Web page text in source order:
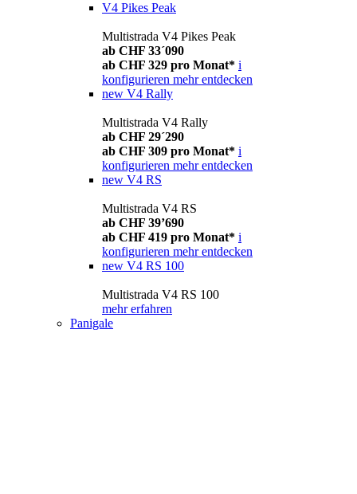
V4 Pikes Peak
Multistrada V4 Pikes Peak
ab CHF 33´090
ab CHF 329 pro Monat* i
konfigurieren mehr entdecken
new V4 Rally
Multistrada V4 Rally
ab CHF 29´290
ab CHF 309 pro Monat* i
konfigurieren mehr entdecken
new V4 RS
Multistrada V4 RS
ab CHF 39’690
ab CHF 419 pro Monat* i
konfigurieren mehr entdecken
new V4 RS 100
Multistrada V4 RS 100
mehr erfahren
Panigale